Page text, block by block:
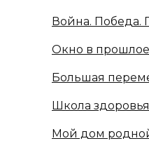
Война. Победа.
Окно в прошлое
Большая
Школа здоровья
Мой дом